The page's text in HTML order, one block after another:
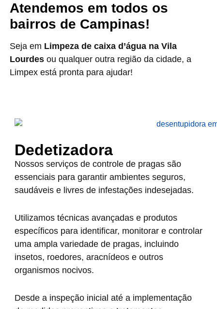
Atendemos em todos os
bairros de Campinas!
Seja em Limpeza de caixa d’água na Vila
Lourdes ou qualquer outra região da cidade, a
Limpex está pronta para ajudar!
Dedetizadora
Nossos serviços de controle de pragas são
essenciais para garantir ambientes seguros,
saudáveis e livres de infestações indesejadas.
Utilizamos técnicas avançadas e produtos
específicos para identificar, monitorar e controlar
uma ampla variedade de pragas, incluindo
insetos, roedores, aracnídeos e outros
organismos nocivos.
Desde a inspeção inicial até a implementação